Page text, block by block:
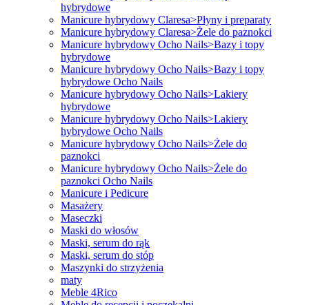
hybrydowe
Manicure hybrydowy Claresa>Płyny i preparaty
Manicure hybrydowy Claresa>Żele do paznokci
Manicure hybrydowy Ocho Nails>Bazy i topy
hybrydowe
Manicure hybrydowy Ocho Nails>Bazy i topy
hybrydowe Ocho Nails
Manicure hybrydowy Ocho Nails>Lakiery
hybrydowe
Manicure hybrydowy Ocho Nails>Lakiery
hybrydowe Ocho Nails
Manicure hybrydowy Ocho Nails>Żele do
paznokci
Manicure hybrydowy Ocho Nails>Żele do
paznokci Ocho Nails
Manicure i Pedicure
Masażery
Maseczki
Maski do włosów
Maski, serum do rąk
Maski, serum do stóp
Maszynki do strzyżenia
maty
Meble 4Rico